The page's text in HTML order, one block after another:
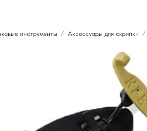
инструменты Аксессуары для скрипки